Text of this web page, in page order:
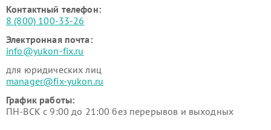
Контактный телефон:
8 (800) 100-33-26
Электронная почта:
info@yukon-fix.ru
для юридических лиц
manager@fix-yukon.ru
График работы:
ПН-ВСК с 9:00 до 21:00 без перерывов и выходных